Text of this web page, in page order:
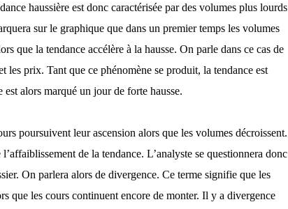
haussière est donc caractérisée par des volumes plus lourds
sur le graphique que dans un premier temps les volumes
que la tendance accélère à la hausse. On parle dans ce cas de
les prix. Tant que ce phénomène se produit, la tendance est
alors marqué un jour de forte hausse.
poursuivent leur ascension alors que les volumes décroissent.
de la tendance. L’analyste se questionnera donc
On parlera alors de divergence. Ce terme signifie que les
que les cours continuent encore de monter. Il y a divergence